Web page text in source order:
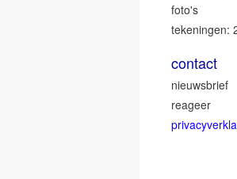
foto's
tekeningen:
contact
nieuwsbrief
reageer